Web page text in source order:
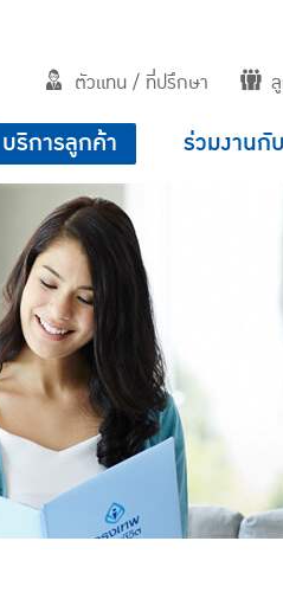
ตัวแทน / ที่ปรึกษา
บริการลูกค้า ร่วมงานกั